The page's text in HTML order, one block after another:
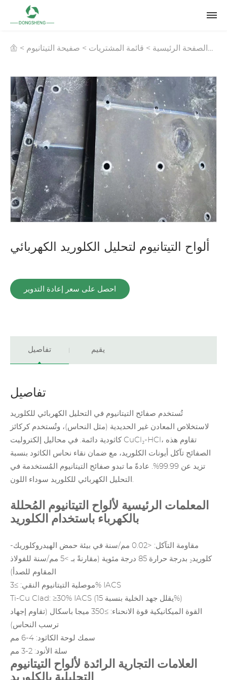
الصفحة الرئيسية > قائمة المشتريات > صفيحة التيتانيوم >
ألواح التيتانيوم لتحليل الكلوريد الكهربائي
ألواح التيتانيوم لتحليل الكلوريد الكهربائي
احصل على سعر إعادة التدوير
تفاصيل يقيم
تفاصيل
تُستخدم صفائح التيتانيوم في التحليل الكهربائي للكلوريد
لاستخلاص المعادن غير الحديدية (مثل النحاس)، وتُستخدم كركائز
كاثودية دائمة. في محاليل إلكتروليت CuCl₂-HCl، تقاوم هذه
الصفائح تآكل أيونات الكلوريد، مع ضمان نقاء نحاس الكاثود بنسبة
تزيد عن 99.99%. عادةً ما تبدو صفائح التيتانيوم المُستخدمة في
المعلمات الرئيسية لألواح التيتانيوم المُحللة
بالكهرباء باستخدام الكلوريد
مقاومة التآكل: <0.02 مم/سنة في بيئة حمض الهيدروكلوريك-
كلوريد₂ بدرجة حرارة 85 درجة مئوية (مقارنةً بـ >5 مم/سنة للفولاذ
المقاوم للصدأ)
موصلية التيتانيوم النقي: ≥3% IACS
Ti-Cu Clad: ≥30% IACS (يقلل جهد الخلية بنسبة 15%)
القوة الميكانيكية قوة الانحناء: ≥350 ميجا باسكال (تقاوم إجهاد
ترسب النحاس)
سمك لوحة الكاثود: 4-6 مم
سلة الأنود: 2-3 مم
العلامات التجارية الرائدة لألواح التيتانيوم
التحليلية بالكلوريد